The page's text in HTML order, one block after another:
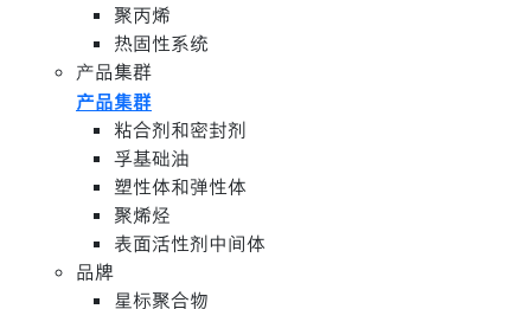
聚丙烯
热固性系统
产品集群
产品集群
粘合剂和密封剂
孚基础油
塑性体和弹性体
聚烯烃
表面活性剂中间体
品牌
星标聚合物